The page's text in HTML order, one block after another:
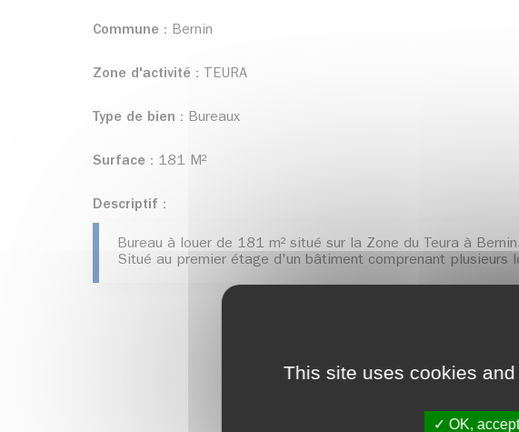
This site uses cookies
OK, accept
Commune : Bernin
Zone d'activité : TEURA
Type de bien : Bureaux
Surface : 181 M²
Descriptif :
Bureau à louer de 181 m² situé sur la Zone du Teura à Bernin.
Situé au premier étage d'un bâtiment comprenant plusieurs